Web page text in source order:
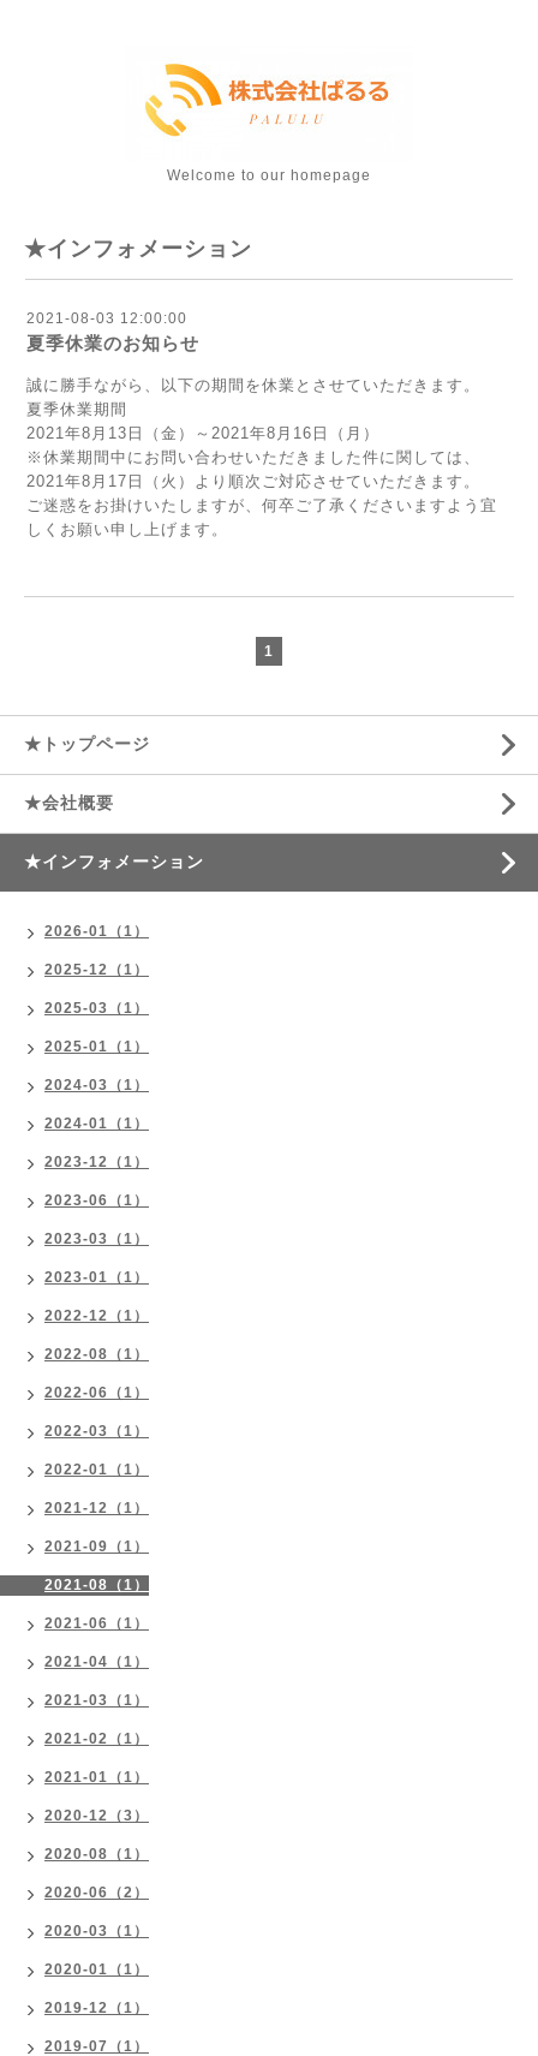
Welcome to our homepage
★インフォメーション
2021-08-03 12:00:00
夏季休業のお知らせ
誠に勝手ながら、以下の期間を休業とさせていただきます。
夏季休業期間
2021年8月13日（金）～2021年8月16日（月）
※休業期間中にお問い合わせいただきました件に関しては、
2021年8月17日（火）より順次ご対応させていただきます。
ご迷惑をお掛けいたしますが、何卒ご了承くださいますよう宜
しくお願い申し上げます。
1
★トップページ
★会社概要
★インフォメーション
2026-01（1）
2025-12（1）
2025-03（1）
2025-01（1）
2024-03（1）
2024-01（1）
2023-12（1）
2023-06（1）
2023-03（1）
2023-01（1）
2022-12（1）
2022-08（1）
2022-06（1）
2022-03（1）
2022-01（1）
2021-12（1）
2021-09（1）
2021-08（1）
2021-06（1）
2021-04（1）
2021-03（1）
2021-02（1）
2021-01（1）
2020-12（3）
2020-08（1）
2020-06（2）
2020-03（1）
2020-01（1）
2019-12（1）
2019-07（1）